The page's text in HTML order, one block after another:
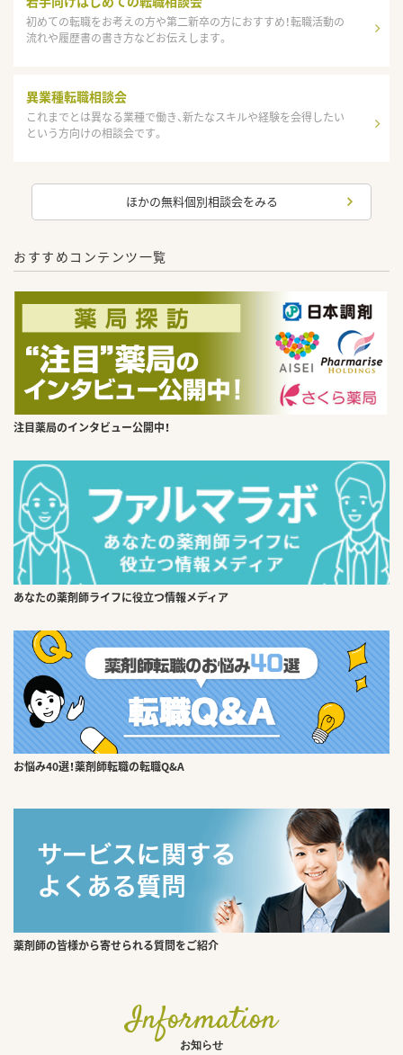
初めての転職をお考えの方や第二新卒の方におすすめ！転職活動の
流れや履歴書の書き方などお伝えします。
異業種転職相談会
これまでとは異なる業種で働き、新たなスキルや経験を会得したい
という方向けの相談会です。
ほかの無料個別相談会をみる
おすすめコンテンツ一覧
注目薬局のインタビュー公開中！
あなたの薬剤師ライフに役立つ情報メディア
お悩み40選！薬剤師転職の転職Q&A
薬剤師の皆様から寄せられる質問をご紹介
Information
お知らせ